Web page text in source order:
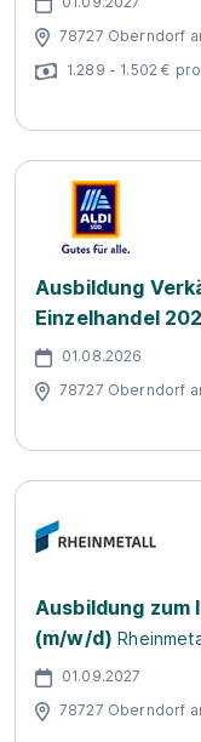
78727 Oberndorf
1.289 - 1.502 €
Ausbildung
Einzelhandel
01.08.2026
78727 Oberndorf
Ausbildung zum
(m/w/d)
01.09.2027
78727 Oberndorf